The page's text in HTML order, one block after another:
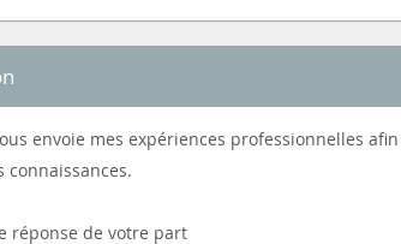
envoie mes expériences professionnelles
connaissances.
réponse de votre part